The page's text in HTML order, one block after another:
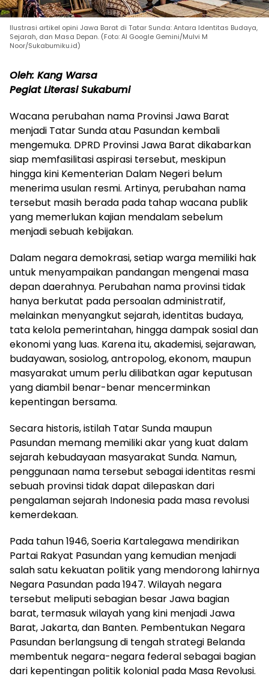
Ilustrasi artikel opini Jawa Barat di Tatar Sunda: Antara Identitas Budaya,
Sejarah, dan Masa Depan. (Foto: AI Google Gemini/Mulvi M
Noor/Sukabumiku.id)
Oleh: Kang Warsa
Pegiat Literasi Sukabumi
Wacana perubahan nama Provinsi Jawa Barat
menjadi Tatar Sunda atau Pasundan kembali
mengemuka. DPRD Provinsi Jawa Barat dikabarkan
siap memfasilitasi aspirasi tersebut, meskipun
hingga kini Kementerian Dalam Negeri belum
menerima usulan resmi. Artinya, perubahan nama
tersebut masih berada pada tahap wacana publik
yang memerlukan kajian mendalam sebelum
menjadi sebuah kebijakan.
Dalam negara demokrasi, setiap warga memiliki hak
untuk menyampaikan pandangan mengenai masa
depan daerahnya. Perubahan nama provinsi tidak
hanya berkutat pada persoalan administratif,
melainkan menyangkut sejarah, identitas budaya,
tata kelola pemerintahan, hingga dampak sosial dan
ekonomi yang luas. Karena itu, akademisi, sejarawan,
budayawan, sosiolog, antropolog, ekonom, maupun
masyarakat umum perlu dilibatkan agar keputusan
yang diambil benar-benar mencerminkan
kepentingan bersama.
Secara historis, istilah Tatar Sunda maupun
Pasundan memang memiliki akar yang kuat dalam
sejarah kebudayaan masyarakat Sunda. Namun,
penggunaan nama tersebut sebagai identitas resmi
sebuah provinsi tidak dapat dilepaskan dari
pengalaman sejarah Indonesia pada masa revolusi
kemerdekaan.
Pada tahun 1946, Soeria Kartalegawa mendirikan
Partai Rakyat Pasundan yang kemudian menjadi
salah satu kekuatan politik yang mendorong lahirnya
Negara Pasundan pada 1947. Wilayah negara
tersebut meliputi sebagian besar Jawa bagian
barat, termasuk wilayah yang kini menjadi Jawa
Barat, Jakarta, dan Banten. Pembentukan Negara
Pasundan berlangsung di tengah strategi Belanda
membentuk negara-negara federal sebagai bagian
dari kepentingan politik kolonial pada Masa Revolusi.